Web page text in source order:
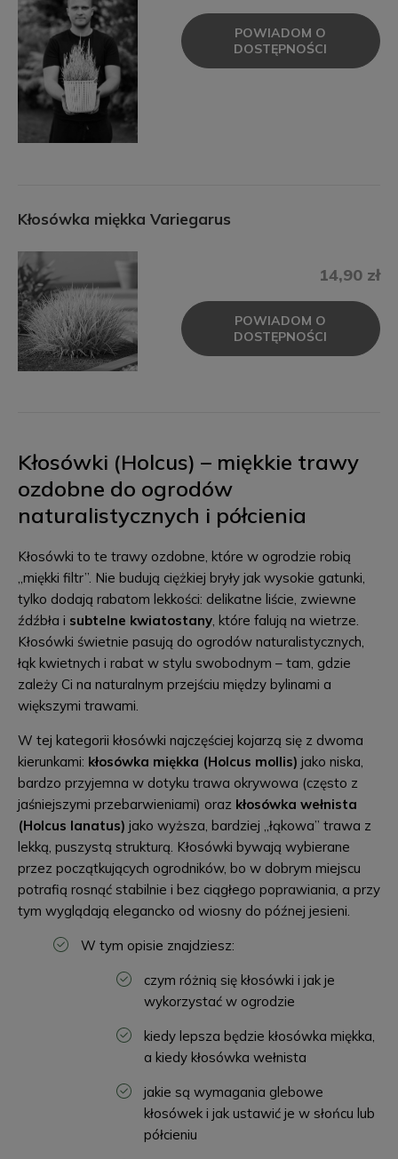
POWIADOM O
DOSTĘPNOŚCI
Kłosówka miękka Variegarus
14,90 zł
POWIADOM O
DOSTĘPNOŚCI
Kłosówki (Holcus) – miękkie trawy
ozdobne do ogrodów
naturalistycznych i półcienia
Kłosówki to te trawy ozdobne, które w ogrodzie robią
„miękki filtr”. Nie budują ciężkiej bryły jak wysokie gatunki,
tylko dodają rabatom lekkości: delikatne liście, zwiewne
źdźbła i subtelne kwiatostany, które falują na wietrze.
Kłosówki świetnie pasują do ogrodów naturalistycznych,
łąk kwietnych i rabat w stylu swobodnym – tam, gdzie
zależy Ci na naturalnym przejściu między bylinami a
większymi trawami.
W tej kategorii kłosówki najczęściej kojarzą się z dwoma
kierunkami: kłosówka miękka (Holcus mollis) jako niska,
bardzo przyjemna w dotyku trawa okrywowa (często z
jaśniejszymi przebarwieniami) oraz kłosówka wełnista
(Holcus lanatus) jako wyższa, bardziej „łąkowa” trawa z
lekką, puszystą strukturą. Kłosówki bywają wybierane
przez początkujących ogrodników, bo w dobrym miejscu
potrafią rosnąć stabilnie i bez ciągłego poprawiania, a przy
tym wyglądają elegancko od wiosny do późnej jesieni.
W tym opisie znajdziesz:
czym różnią się kłosówki i jak je
wykorzystać w ogrodzie
kiedy lepsza będzie kłosówka miękka,
a kiedy kłosówka wełnista
jakie są wymagania glebowe
kłosówek i jak ustawić je w słońcu lub
półcieniu